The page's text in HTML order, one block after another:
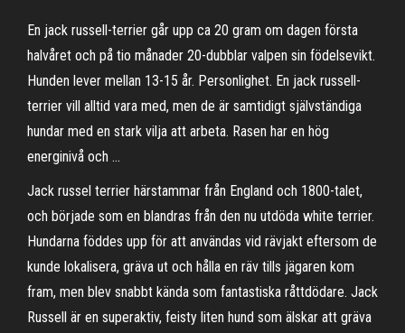
En jack russell-terrier går upp ca 20 gram om dagen första
halvåret och på tio månader 20-dubblar valpen sin födelsevikt.
Hunden lever mellan 13-15 år. Personlighet. En jack russell-
terrier vill alltid vara med, men de är samtidigt självständiga
hundar med en stark vilja att arbeta. Rasen har en hög
energinivå och …
Jack russel terrier härstammar från England och 1800-talet,
och började som en blandras från den nu utdöda white terrier.
Hundarna föddes upp för att användas vid rävjakt eftersom de
kunde lokalisera, gräva ut och hålla en räv tills jägaren kom
fram, men blev snabbt kända som fantastiska råttdödare. Jack
Russell är en superaktiv, feisty liten hund som älskar att gräva